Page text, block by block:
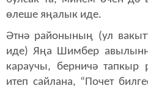
өлеше яңалык иде.
Әтнә районының (ул
иде) Яңа Шимбер
караучы, берничә тапкыр
итеп сайлана, “Почет